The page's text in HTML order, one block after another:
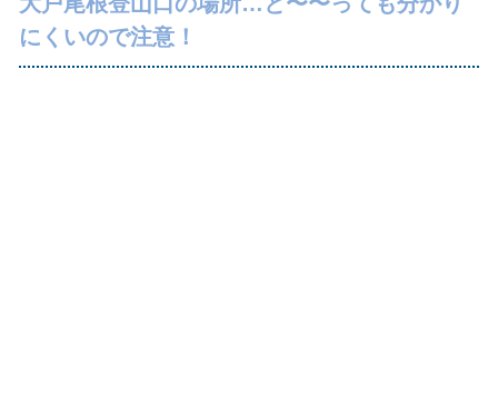
にくいので注意！